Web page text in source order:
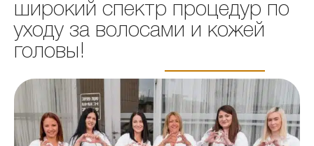
широкий спектр процедур по
уходу за волосами и кожей
головы!